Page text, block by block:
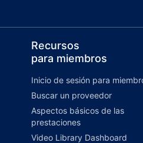
Recursos
para miembros
Inicio de sesión para
Buscar un proveedor
Aspectos básicos de las
prestaciones
Video Library Dashboard